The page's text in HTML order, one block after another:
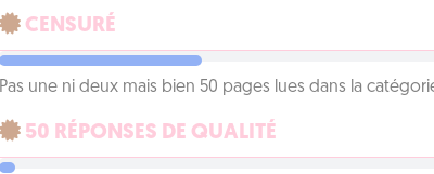
CENSURÉ
Pas une ni deux mais bien 50 pages lues dans la
50 RÉPONSES DE QUALITÉ